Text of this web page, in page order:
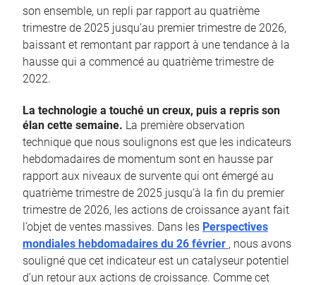
son ensemble, un repli par rapport au quatrième
trimestre de 2025 jusqu’au premier trimestre de 2026,
baissant et remontant par rapport à une tendance à la
hausse qui a commencé au quatrième trimestre de
2022.
La technologie a touché un creux, puis a repris son
élan cette semaine. La première observation
technique que nous soulignons est que les indicateurs
hebdomadaires de momentum sont en hausse par
rapport aux niveaux de survente qui ont émergé au
quatrième trimestre de 2025 jusqu’à la fin du premier
trimestre de 2026, les actions de croissance ayant fait
l’objet de ventes massives. Dans les Perspectives
mondiales hebdomadaires du 26 février , nous avons
souligné que cet indicateur est un catalyseur potentiel
d’un retour aux actions de croissance. Comme cet